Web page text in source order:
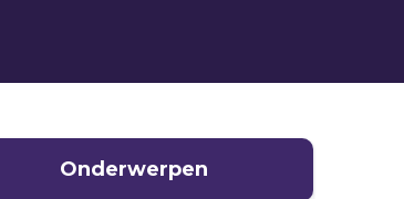
Onderwerpen